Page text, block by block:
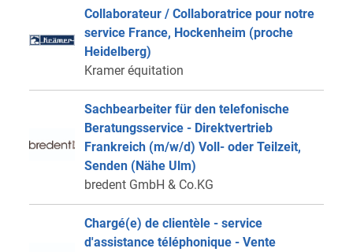
Collaborateur / Collaboratrice pour notre
service France, Hockenheim (proche
Heidelberg)
Kramer équitation
Sachbearbeiter für den telefonische
Beratungsservice - Direktvertrieb
Frankreich (m/w/d) Voll- oder Teilzeit,
Senden (Nähe Ulm)
bredent GmbH & Co.KG
Chargé(e) de clientèle - service
d'assistance téléphonique - Vente